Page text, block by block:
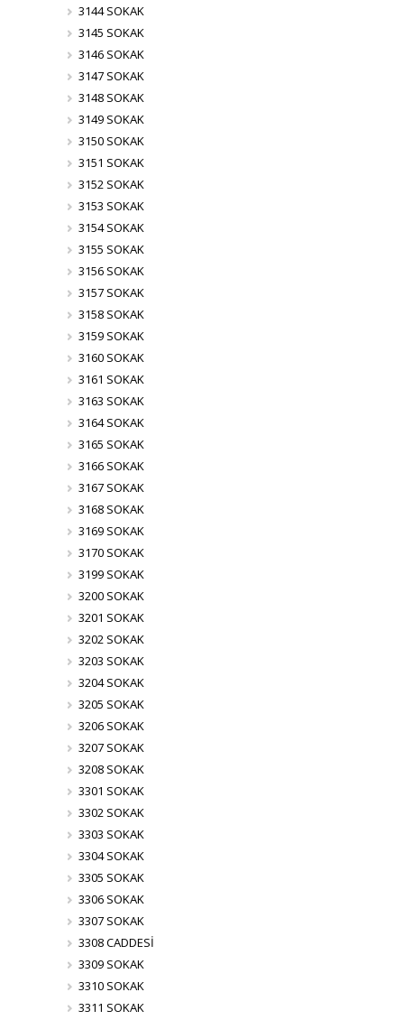
3144 SOKAK
3145 SOKAK
3146 SOKAK
3147 SOKAK
3148 SOKAK
3149 SOKAK
3150 SOKAK
3151 SOKAK
3152 SOKAK
3153 SOKAK
3154 SOKAK
3155 SOKAK
3156 SOKAK
3157 SOKAK
3158 SOKAK
3159 SOKAK
3160 SOKAK
3161 SOKAK
3163 SOKAK
3164 SOKAK
3165 SOKAK
3166 SOKAK
3167 SOKAK
3168 SOKAK
3169 SOKAK
3170 SOKAK
3199 SOKAK
3200 SOKAK
3201 SOKAK
3202 SOKAK
3203 SOKAK
3204 SOKAK
3205 SOKAK
3206 SOKAK
3207 SOKAK
3208 SOKAK
3301 SOKAK
3302 SOKAK
3303 SOKAK
3304 SOKAK
3305 SOKAK
3306 SOKAK
3307 SOKAK
3308 CADDESİ
3309 SOKAK
3310 SOKAK
3311 SOKAK